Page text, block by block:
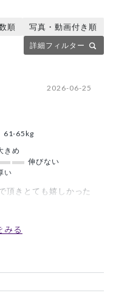
詳細フィルター
順 写真・動画付き順
2026-06-25
61-65kg
きめ
伸びない
い
頂きとても嬉しかった
ラー/白/L
みる